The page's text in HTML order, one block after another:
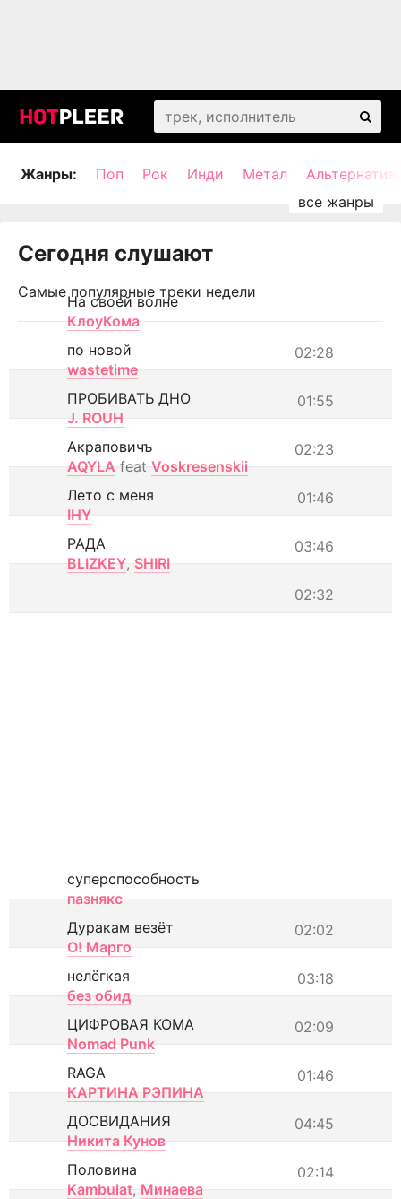
Жанры: Поп Рок Инди Метал
Сегодня слушают
Самые популярные треки недели
На своей волне
КлоуКома
02:28
по новой
wastetime
01:55
ПРОБИВАТЬ ДНО
J. ROUH
02:23
Акраповичъ
AQYLA feat Voskresenskii
01:46
Лето с меня
IHY
03:46
РАДА
BLIZKEY, SHIRI
02:32
суперспособность
пазнякс
02:02
Дуракам везёт
О! Марго
03:18
нелёгкая
без обид
02:09
ЦИФРОВАЯ КОМА
Nomad Punk
01:46
RAGA
КАРТИНА РЭПИНА
04:45
ДОСВИДАНИЯ
Никита Кунов
02:14
Половина
Kambulat, Минаева